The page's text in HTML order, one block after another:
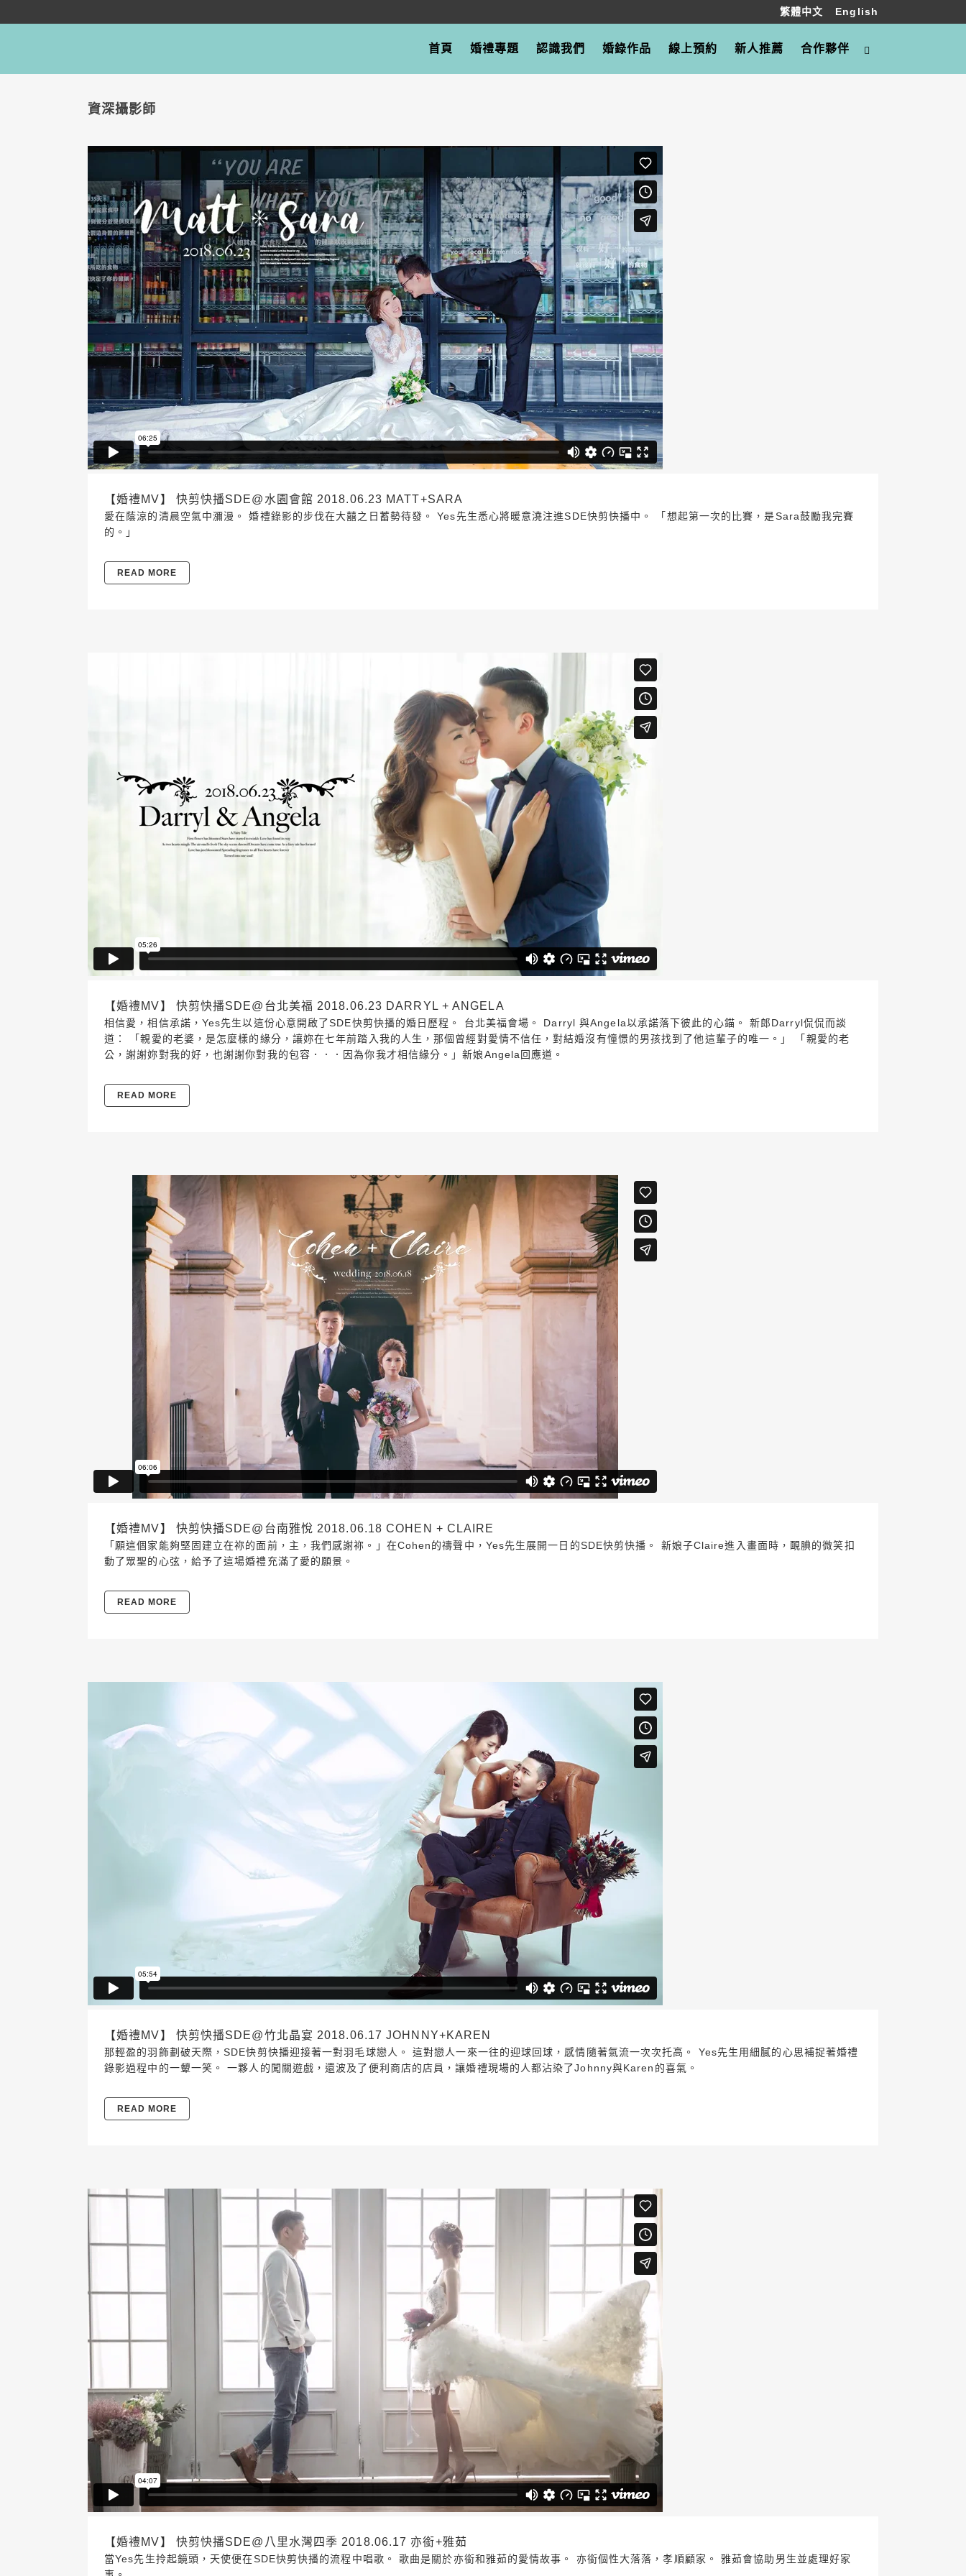
繁體中文 English
首頁 婚禮專題 認識我們 婚錄作品 線上預約 新人推薦 合作夥伴
資深攝影師
【婚禮MV】 快剪快播SDE@水園會館 2018.06.23 MATT+SARA
愛在蔭涼的清晨空氣中瀰漫。 婚禮錄影的步伐在大囍之日蓄勢待發。 Yes先生悉心將暖意澆注進SDE快剪快播中。 「想起第一次的比賽，是Sara鼓勵我完賽
的。」
READ MORE
【婚禮MV】 快剪快播SDE@台北美福 2018.06.23 DARRYL + ANGELA
相信愛，相信承諾，Yes先生以這份心意開啟了SDE快剪快播的婚日歷程。 台北美福會場。 Darryl 與Angela以承諾落下彼此的心錨。 新郎Darryl侃侃而談
道： 「親愛的老婆，是怎麼樣的緣分，讓妳在七年前踏入我的人生，那個曾經對愛情不信任，對結婚沒有憧憬的男孩找到了他這輩子的唯一。」 「親愛的老
公，謝謝妳對我的好，也謝謝你對我的包容．．．因為你我才相信緣分。」新娘Angela回應道。
READ MORE
【婚禮MV】 快剪快播SDE@台南雅悅 2018.06.18 COHEN + CLAIRE
「願這個家能夠堅固建立在祢的面前，主，我們感謝祢。」在Cohen的禱聲中，Yes先生展開一日的SDE快剪快播。 新娘子Claire進入畫面時，靦腆的微笑扣
動了眾聖的心弦，給予了這場婚禮充滿了愛的願景。
READ MORE
【婚禮MV】 快剪快播SDE@竹北晶宴 2018.06.17 JOHNNY+KAREN
那輕盈的羽飾劃破天際，SDE快剪快播迎接著一對羽毛球戀人。 這對戀人一來一往的迎球回球，感情隨著氣流一次次托高。 Yes先生用細膩的心思補捉著婚禮
錄影過程中的一顰一笑。 一夥人的闖關遊戲，還波及了便利商店的店員，讓婚禮現場的人都沾染了Johnny與Karen的喜氣。
READ MORE
【婚禮MV】 快剪快播SDE@八里水灣四季 2018.06.17 亦銜+雅茹
當Yes先生拎起鏡頭，天使便在SDE快剪快播的流程中唱歌。 歌曲是關於亦銜和雅茹的愛情故事。 亦銜個性大落落，孝順顧家。 雅茹會協助男生並處理好家